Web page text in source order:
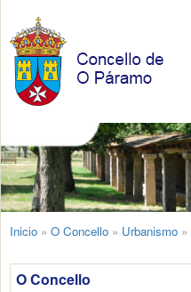
Inicio » O Concello » Urbanismo »
O Concello